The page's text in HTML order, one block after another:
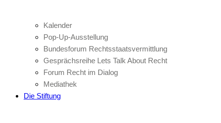
Kalender
Pop-Up-Ausstellung
Bundesforum Rechtsstaatsvermittlung
Gesprächsreihe Lets Talk About Recht
Forum Recht im Dialog
Mediathek
Die Stiftung